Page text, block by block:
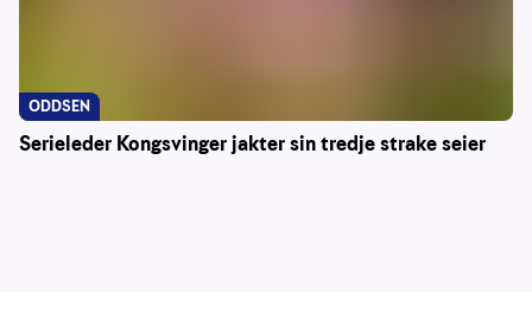
Serieleder Kongsvinger jakter sin tredje strake seier
ODDSEN